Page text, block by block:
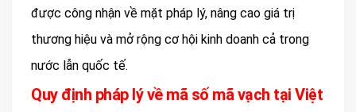
được công nhận về mặt pháp lý, nâng cao giá trị
thương hiệu và mở rộng cơ hội kinh doanh cả trong
nước lẫn quốc tế.
Quy định pháp lý về mã số mã vạch tại Việt